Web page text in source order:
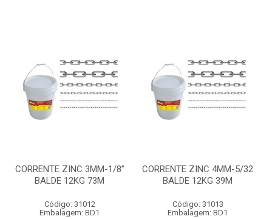
CORRENTE ZINC 3MM-1/8”
BALDE 12KG 73M
Código: 31012
Embalagem: BD1
CORRENTE ZINC 4MM-5/32
BALDE 12KG 39M
Código: 31013
Embalagem: BD1